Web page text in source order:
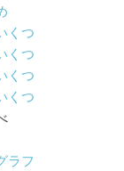
くつ
くつ
くつ
くつ
ラフ